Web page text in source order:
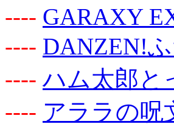
---- GARAXY
---- DANZEN!
---- ハム太郎と
---- アララの呪